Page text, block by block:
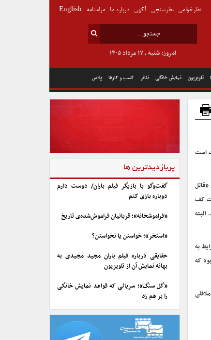
تلویزیون نمایش خانگی تئاتر کسب و کارها پلاس
امروز: شنبه , ۱۷ مرداد ۱۴۰۵
نظرخواهی نظرسنجی آگهی درباره ما مرامنامه English
است
کف
شرایط به
که
پربازدیدترین ها
گفت‌وگو با بازیگر فیلم باران/ دوست دارم
دوباره بازی کنم
«فراموشخانه»؛ قربانیان فراموش‌شده‌ی تاریخ
«استخر»؛ خواستن یا نخواستن؟
حقایقی درباره فیلم باران مجید مجیدی به
بهانه نمایش آن از تلویزیون
«گل سنگ»؛ سریالی که قواعد نمایش خانگی
را بر هم زد